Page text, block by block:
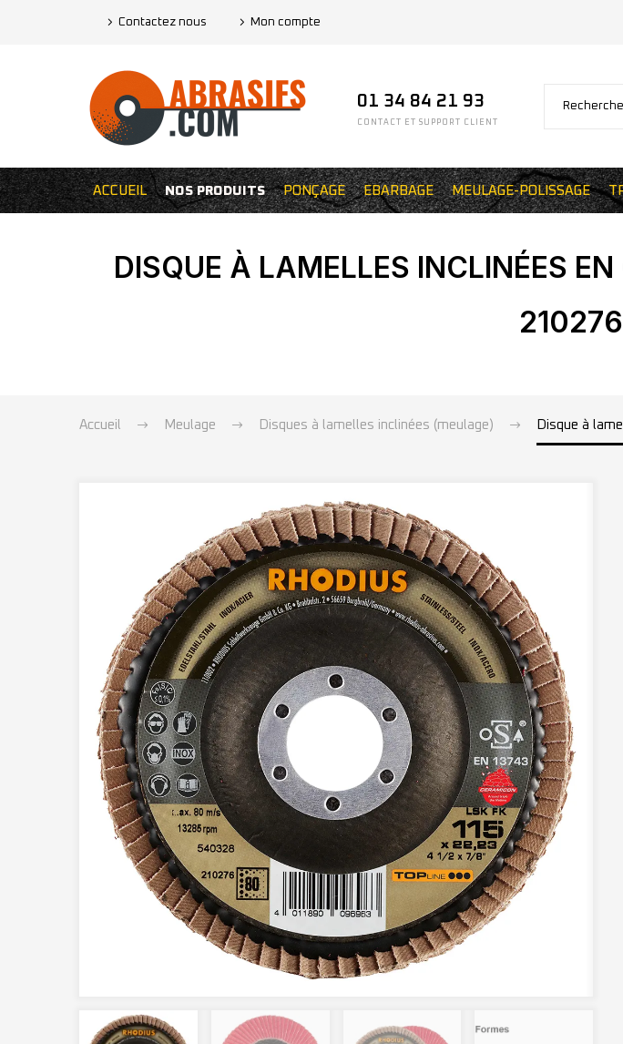
Contactez nous Mon compte
01 34 84 21 93
CONTACT ET SUPPORT CLIENT
ACCUEIL NOS PRODUITS PONÇAGE EBARBAGE MEULAGE-POLISSAGE
DISQUE À LAMELLES INCLINÉES
Accueil Meulage Disques à lamelles inclinées (meulage) Disque à